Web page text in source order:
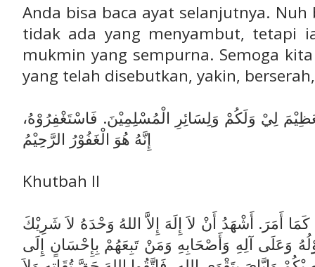
Anda bisa baca ayat selanjutnya.
tidak ada yang menyambut, tetapi
mukmin yang sempurna. Semoga
yang telah disebutkan, yakin,
لِيْ وَلَكُمْ وَلِسَائِرِ الْمُسْلِمِيْنَ. فَاسْتَغْفِرُوْهُ،
إِنَّهُ هُوَ الْغَفُوْرُ الرَّحِيْمُ
Khutbah II
أَمَرَ. أَشْهَدُ أَنْ لاَ إِلَهَ إِلاَّ اللهُ وَحْدَهُ لاَ شَرِيْكَ
وَعَلَى آلِهِ وَأَصْحَابِهِ وَمَنْ تَبِعَهُمْ بِإِحْسَانٍ إِلَى